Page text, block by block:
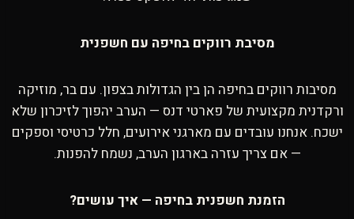
מסיבת רווקים בחיפה עם חשפנית
מסיבות רווקים בחיפה הן בין הגדולות בצפון. עם בר, מוזיקה
ורקדנית מקצועית של פארטי דנס — הערב יהפוך לזיכרון שלא
ישכח. אנחנו עובדים עם מארגני אירועים, חלל כרטיסי וספקים
— אם צריך עזרה בארגון הערב, נשמח להפנות.
הזמנת חשפנית בחיפה — איך עושים?